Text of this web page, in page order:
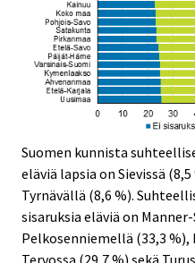
Suomen kunnista
eläviä lapsia on Sievissä
Tyrnävällä (8,6 %).
sisaruksia eläviä on
Pelkosenniemellä (33,3 %),